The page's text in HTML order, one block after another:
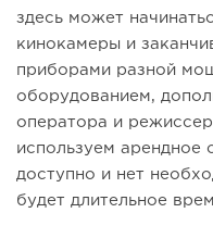
здесь может
кинокамеры и
приборами разной
оборудованием,
оператора и
используем арендное
доступно и нет
будет длительное